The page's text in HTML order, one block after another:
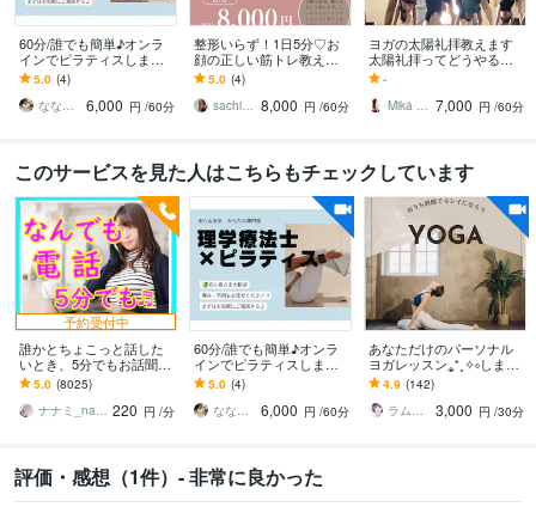
60分/誰でも簡単♪オンラ
インでピラティスします
\からだの専門家(理学療法
士)考案/パーソナルピラテ
ィス
5.0 (4)
ななみ｜理学療法士×ヨガ×ピラティス
6,000 円 /60分
整形いらず！1日5分♡お
顔の正しい筋トレ教えま
す 1日5分のセルフケアで
整形いらず！自分で創
る、理想の美顔♪
5.0 (4)
sachiko 心とお顔を整えます♪ 8,000 円 /60分
ヨガの太陽礼拝教えます
太陽礼拝ってどうやる
の？わたし正しく行えて
いる？に応えます！
-
Mika Saiki 7,000 円 /60分
このサービスを見た人はこちらもチェックしています
予約受付中
誰かとちょこっと話した
いとき、5分でもお話聞き
ます 疲れた～、でもカウ
ンセリングじゃない、な
んとなく雑談聞いて～
5.0 (8025)
ナナミ_nanami 220 円 /分
60分/誰でも簡単♪オンラ
インでピラティスします
\からだの専門家(理学療法
士)考案/パーソナルピラテ
ィス
5.0 (4)
ななみ｜理学療法士×ヨガ×ピラティス
6,000 円 /60分
あなただけのパーソナル
ヨガレッスン⁎⁺˳✧༚します
心と体をほぐす自分のた
めのスペシャルな30分✿･:
*
4.9 (142)
ラムmilk♡癒し声主婦セラピスト･°＊
3,000 円 /30分
評価・感想（1件）- 非常に良かった